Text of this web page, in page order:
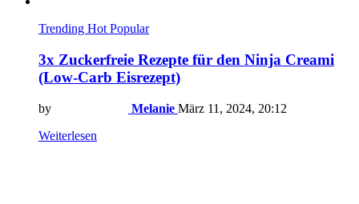
Trending Hot Popular
3x Zuckerfreie Rezepte für den Ninja Creami
(Low-Carb Eisrezept)
by Melanie März 11, 2024, 20:12
Weiterlesen